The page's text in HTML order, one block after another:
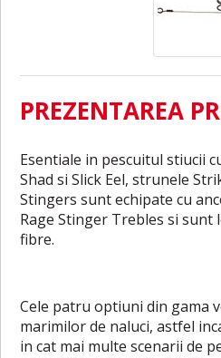
PREZENTAREA
Esentiale in pescuitul stiucii
Shad si Slick Eel, strunele
Stingers sunt echipate cu
Rage Stinger Trebles si sunt
fibre.
Cele patru optiuni din gama
marimilor de naluci, astfel
in cat mai multe scenarii de